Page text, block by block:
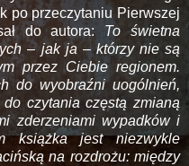
po przeczytaniu Pierwszej
do autora: To świetna
– jak ja – którzy nie są
przez Ciebie regionem.
do wyobraźni uogólnień,
czytania częstą zmianą
zderzeniami wypadków i
książka jest niezwykle
na rozdrożu: między